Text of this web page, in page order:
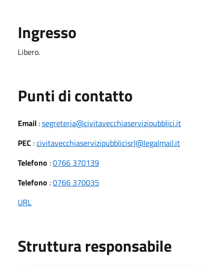
Ingresso
Libero.
Punti di contatto
Email :segreteria@civitavecchiaservizipubblici.it
PEC :civitavecchiaservizipubblicisrl@legalmail.it
Telefono :0766 370139
Telefono :0766 370035
URL
Struttura responsabile